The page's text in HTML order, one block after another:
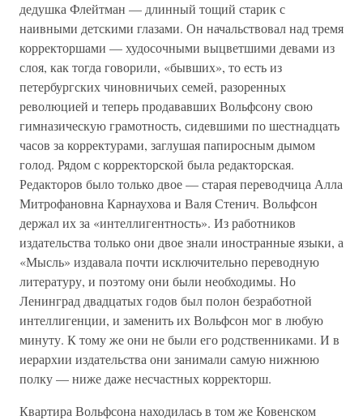
дедушка Флейтман — длинный тощий старик с
наивными детскими глазами. Он начальствовал над тремя
корректоршами — худосочными выцветшими девами из
слоя, как тогда говорили, «бывших», то есть из
петербургских чиновничьих семей, разоренных
революцией и теперь продававших Вольфсону свою
гимназическую грамотность, сидевшими по шестнадцать
часов за корректурами, заглушая папиросным дымом
голод. Рядом с корректорской была редакторская.
Редакторов было только двое — старая переводчица Алла
Митрофановна Карнаухова и Валя Стенич. Вольфсон
держал их за «интеллигентность». Из работников
издательства только они двое знали иностранные языки, а
«Мысль» издавала почти исключительно переводную
литературу, и поэтому они были необходимы. Но
Ленинград двадцатых годов был полон безработной
интеллигенции, и заменить их Вольфсон мог в любую
минуту. К тому же они не были его родственниками. И в
иерархии издательства они занимали самую нижнюю
полку — ниже даже несчастных корректорш.
Квартира Вольфсона находилась в том же Ковенском